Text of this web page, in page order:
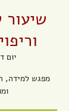
יום ד׳,
מפגש למידה,